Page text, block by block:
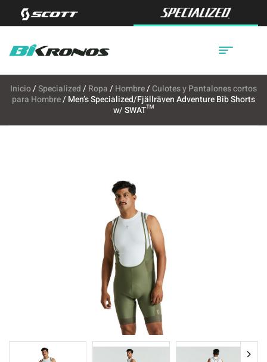
Inicio/Specialized/ Ropa/ Hombre/ Culotes y Pantalones cortos
para Hombre/ Men’s Specialized/Fjällräven Adventure Bib Shorts
w/ SWAT™